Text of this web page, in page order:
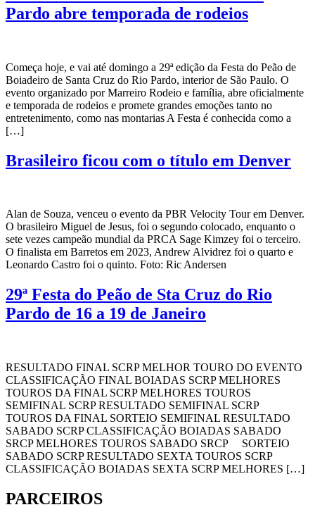
Pardo abre temporada de rodeios
Começa hoje, e vai até domingo a 29ª edição da Festa do Peão de
Boiadeiro de Santa Cruz do Rio Pardo, interior de São Paulo. O
evento organizado por Marreiro Rodeio e família, abre oficialmente
e temporada de rodeios e promete grandes emoções tanto no
entretenimento, como nas montarias A Festa é conhecida como a
[…]
Brasileiro ficou com o título em Denver
Alan de Souza, venceu o evento da PBR Velocity Tour em Denver.
O brasileiro Miguel de Jesus, foi o segundo colocado, enquanto o
sete vezes campeão mundial da PRCA Sage Kimzey foi o terceiro.
O finalista em Barretos em 2023, Andrew Alvidrez foi o quarto e
Leonardo Castro foi o quinto. Foto: Ric Andersen
29ª Festa do Peão de Sta Cruz do Rio
Pardo de 16 a 19 de Janeiro
RESULTADO FINAL SCRP MELHOR TOURO DO EVENTO
CLASSIFICAÇÃO FINAL BOIADAS SCRP MELHORES
TOUROS DA FINAL SCRP MELHORES TOUROS
SEMIFINAL SCRP RESULTADO SEMIFINAL SCRP
TOUROS DA FINAL SORTEIO SEMIFINAL RESULTADO
SABADO SCRP CLASSIFICAÇÃO BOIADAS SABADO
SRCP MELHORES TOUROS SABADO SRCP SORTEIO
SABADO SCRP RESULTADO SEXTA TOUROS SCRP
CLASSIFICAÇÃO BOIADAS SEXTA SCRP MELHORES […]
PARCEIROS